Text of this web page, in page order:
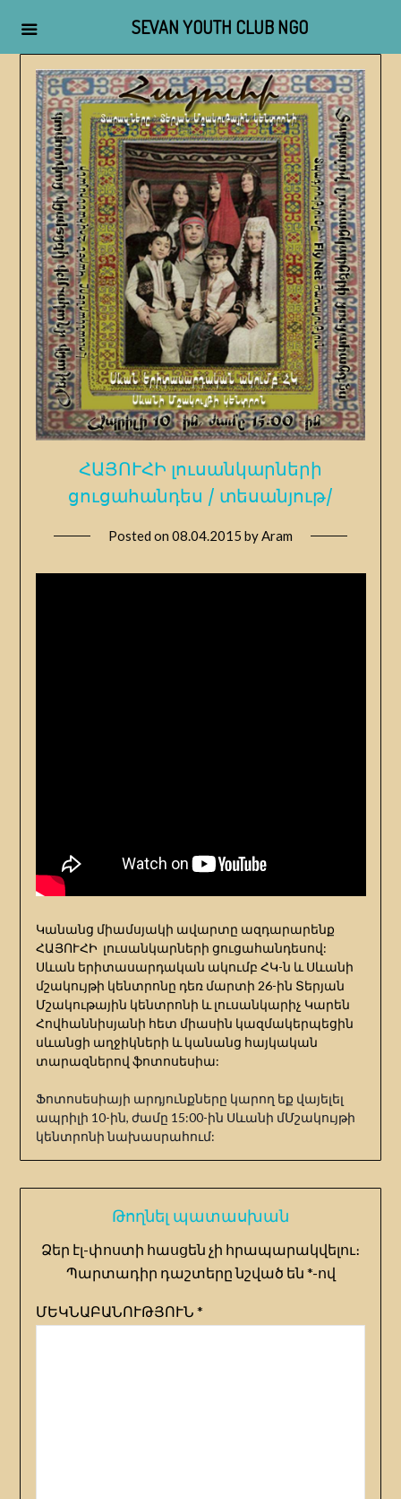
content
ՀԱՅՈՒՀԻ լուսանկարների
ցուցահանդես / տեսանյութ/
Posted on 08.04.2015 byAram
Կանանց միամսյակի ավարտը ազդարարենք
ՀԱՅՈՒՀԻ լուսանկարների ցուցահանդեսով:
Սևան երիտասարդական ակումբ ՀԿ-ն և Սևանի
մշակույթի կենտրոնը դեռ մարտի 26-ին Տերյան
Մշակութային կենտրոնի և լուսանկարիչ Կարեն
Հովհաննիսյանի հետ միասին կազմակերպեցին
սևանցի աղջիկների և կանանց հայկական
տարազներով ֆոտոսեսիա:
Ֆոտոսեսիայի արդյունքները կարող եք վայելել
ապրիլի 10-ին, ժամը 15:00-ին Սևանի մՄշակույթի
կենտրոնի նախասրահում:
Թողնել պատասխան
Ձեր էլ-փոստի հասցեն չի հրապարակվելու։
Պարտադիր դաշտերը նշված են *-ով
ՄԵԿՆԱԲԱՆՈՒԹՅՈՒՆ *
SEVAN YOUTH CLUB NGO